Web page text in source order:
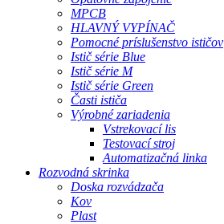
MPCB
HLAVNÝ VYPÍNAČ
Pomocné príslušenstvo ističov
Istič série Blue
Istič série M
Istič série Green
Časti ističa
Výrobné zariadenia
Vstrekovací lis
Testovací stroj
Automatizačná linka
Rozvodná skrinka
Doska rozvádzača
Kov
Plast